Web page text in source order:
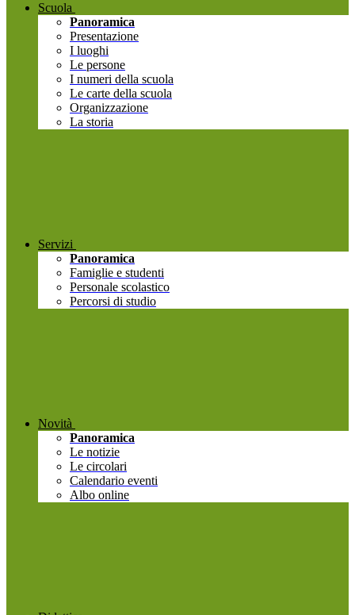
Scuola
Panoramica
Presentazione
I luoghi
Le persone
I numeri della scuola
Le carte della scuola
Organizzazione
La storia
Servizi
Panoramica
Famiglie e studenti
Personale scolastico
Percorsi di studio
Novità
Panoramica
Le notizie
Le circolari
Calendario eventi
Albo online